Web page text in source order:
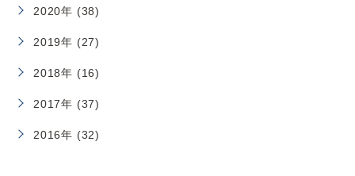
2020年 (38)
2019年 (27)
2018年 (16)
2017年 (37)
2016年 (32)